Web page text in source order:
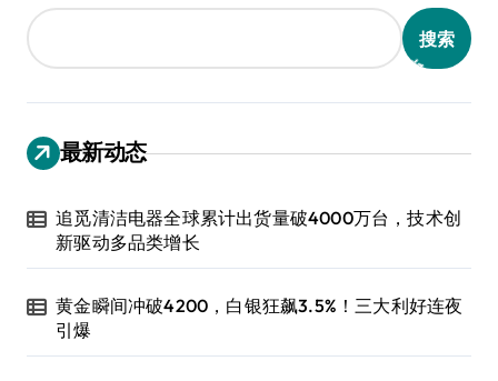
搜索
最新动态
追觅清洁电器全球累计出货量破4000万台，技术创
新驱动多品类增长
黄金瞬间冲破4200，白银狂飙3.5%！三大利好连夜
引爆